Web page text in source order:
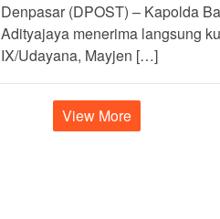
Denpasar (DPOST) – Kapolda
Adityajaya menerima langsung
IX/Udayana, Mayjen […]
View More